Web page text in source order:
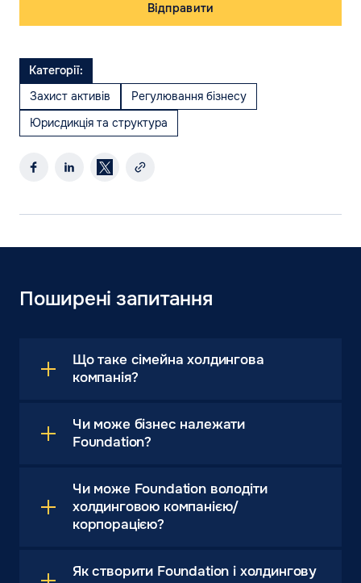
Відправити
Категорії:
Захист активів
Регулювання бізнесу
Юрисдикція та структура
Поширені запитання
Що таке сімейна холдингова
компанія?
Чи може бізнес належати
Foundation?
Чи може Foundation володіти
холдинговою компанією/
корпорацією?
Як створити Foundation і холдингову